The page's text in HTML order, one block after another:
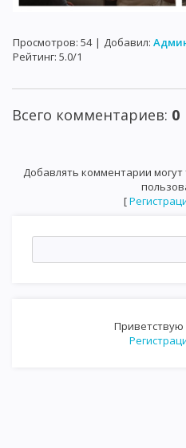
Приветствую
Просмотров: 54 | Добавил:
Рейтинг: 5.0/1
Всего комментариев: 0
Добавлять комментарии
[